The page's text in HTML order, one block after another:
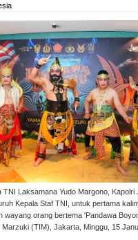
TNI Laksamana Yudo Margono,
Kepala Staf TNI, untuk pertama
wayang orang bertema 'Pandawa
(TIM), Jakarta, Minggu, 15